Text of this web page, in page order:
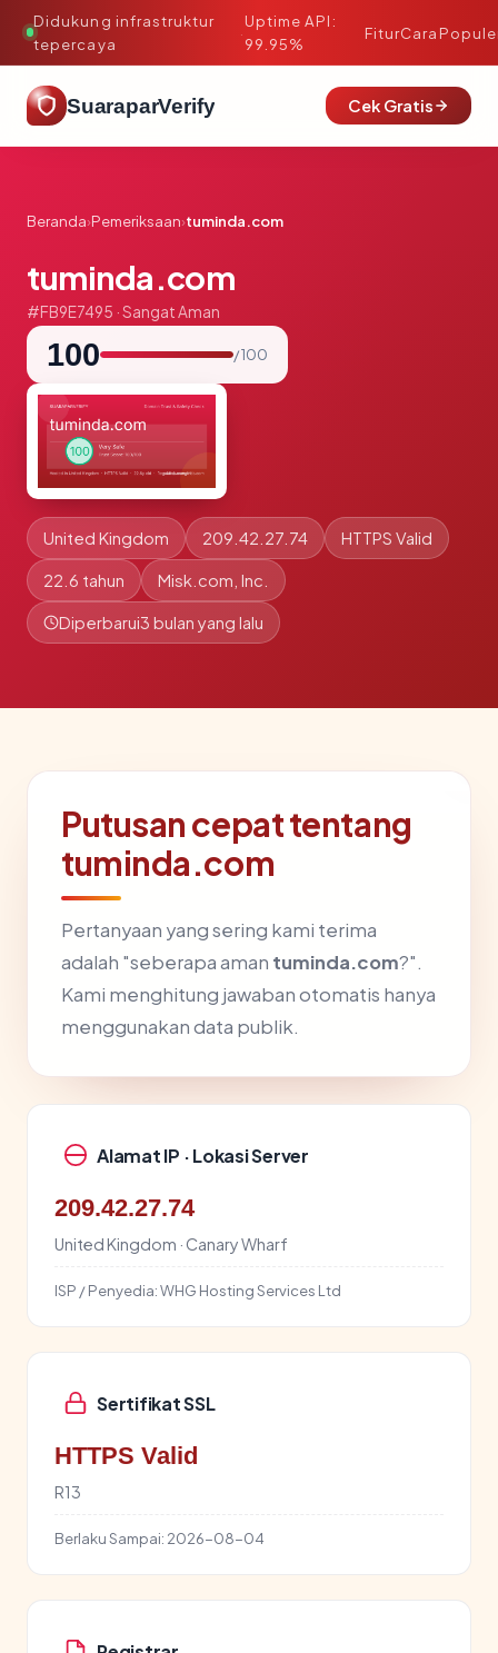
Didukung infrastruktur
tepercaya
·
Uptime API:
99.95%
FiturCara
SuaraparVerify Cek Gratis
Beranda›Pemeriksaan›tuminda.com
tuminda.com
#FB9E7495 · Sangat Aman
100 / 100
United Kingdom 209.42.27.74 HTTPS Valid
22.6 tahun Misk.com, Inc.
Diperbarui3 bulan yang lalu
Putusan cepat tentang
tuminda.com
Pertanyaan yang sering kami terima
adalah "seberapa aman tuminda.com?".
Kami menghitung jawaban otomatis hanya
menggunakan data publik.
Alamat IP · Lokasi Server
209.42.27.74
United Kingdom · Canary Wharf
ISP / Penyedia:WHG Hosting Services Ltd
Sertifikat SSL
HTTPS Valid
R13
Berlaku Sampai: 2026-08-04